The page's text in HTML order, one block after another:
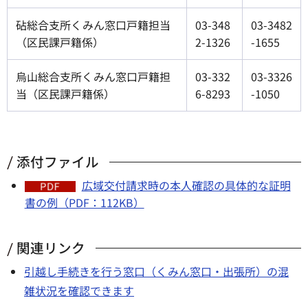
砧総合支所くみん窓口戸籍担当
（区民課戸籍係）
03-348
2-1326
03-3482
-1655
烏山総合支所くみん窓口戸籍担
当（区民課戸籍係）
03-332
6-8293
03-3326
-1050
添付ファイル
広域交付請求時の本人確認の具体的な証明
書の例（PDF：112KB）
関連リンク
引越し手続きを行う窓口（くみん窓口・出張所）の混
雑状況を確認できます